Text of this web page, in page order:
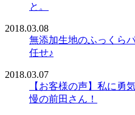
と。
2018.03.08
無添加生地のふっくら
任せ♪
2018.03.07
【お客様の声】私に勇
慢の前田さん！